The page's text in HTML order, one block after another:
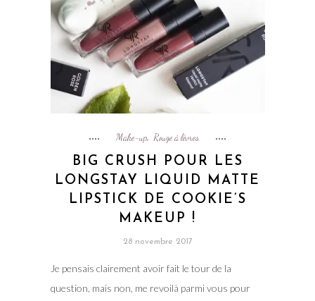
Make-up, Rouge à lèvres
BIG CRUSH POUR LES
LONGSTAY LIQUID MATTE
LIPSTICK DE COOKIE’S
MAKEUP !
28 novembre 2017
Je pensais clairement avoir fait le tour de la
question, mais non, me revoilà parmi vous pour